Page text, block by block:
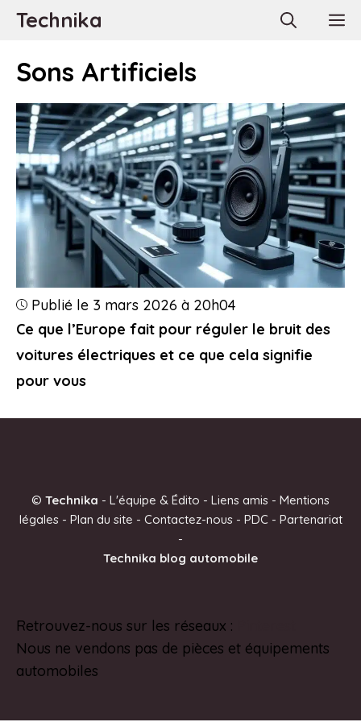
AllerTechnika
Sons Artificiels
Ce que l’Europe fait pour réguler le bruit des
voitures électriques et ce que cela signifie
pour vous
Publié le 3 mars 2026 à 20h04
© Technika - L'équipe & Édito - Liens amis - Mentions
légales- Plan du site - Contactez-nous- PDC - Partenariat
-
Technika blog automobile
Retrouvez-nous sur les réseaux :
Nous ne vendons pas de pièces et équipements
automobiles